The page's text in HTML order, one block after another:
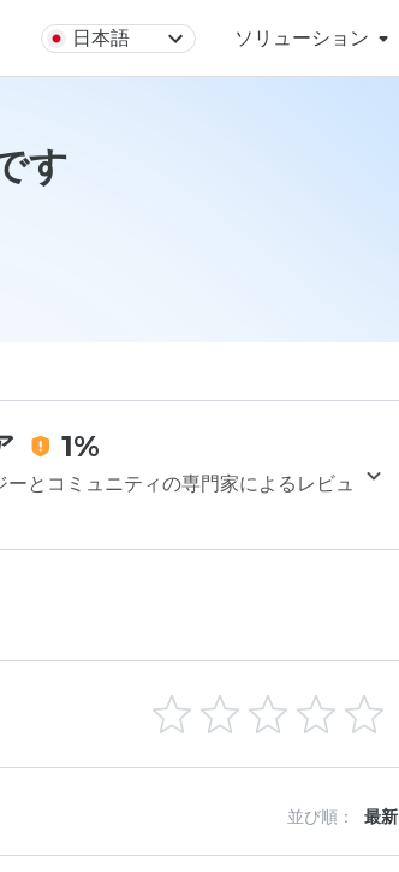
日本語 ソリューション
す
1%
とコミュニティの専門家によるレビュ
並び順： 最新